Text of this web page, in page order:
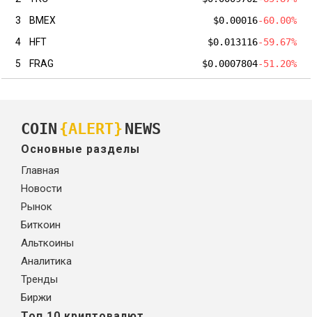
3
BMEX $0.00016-60.00%
4
HFT $0.013116-59.67%
5
FRAG $0.0007804-51.20%
COIN {ALERT} NEWS
Основные разделы
Главная
Новости
Рынок
Биткоин
Альткоины
Аналитика
Тренды
Биржи